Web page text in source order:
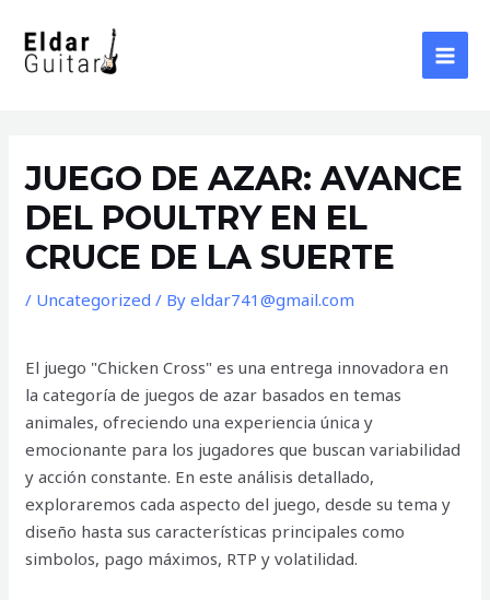
content
JUEGO DE AZAR: AVANCE
DEL POULTRY EN EL
CRUCE DE LA SUERTE
/ Uncategorized / Byeldar741@gmail.com
El juego "Chicken Cross" es una entrega innovadora en
la categoría de juegos de azar basados en temas
animales, ofreciendo una experiencia única y
emocionante para los jugadores que buscan variabilidad
y acción constante. En este análisis detallado,
exploraremos cada aspecto del juego, desde su tema y
diseño hasta sus características principales como
simbolos, pago máximos, RTP y volatilidad.